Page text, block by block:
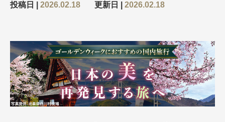
1月
2月 3月 4月
5月
6月
7月 8月
9月
10月
11月
12月
ゴールデンウィーク
冬の国内旅行
1月
8月
9月
10月 11月
12月
お盆・夏休み
年末年始
ブランド
投稿日 | 2026.02.18 更新日 | 2026.02.18